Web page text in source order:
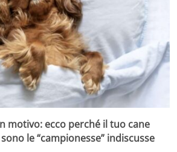
motivo: ecco perché il tuo cane
le “campionesse” indiscusse